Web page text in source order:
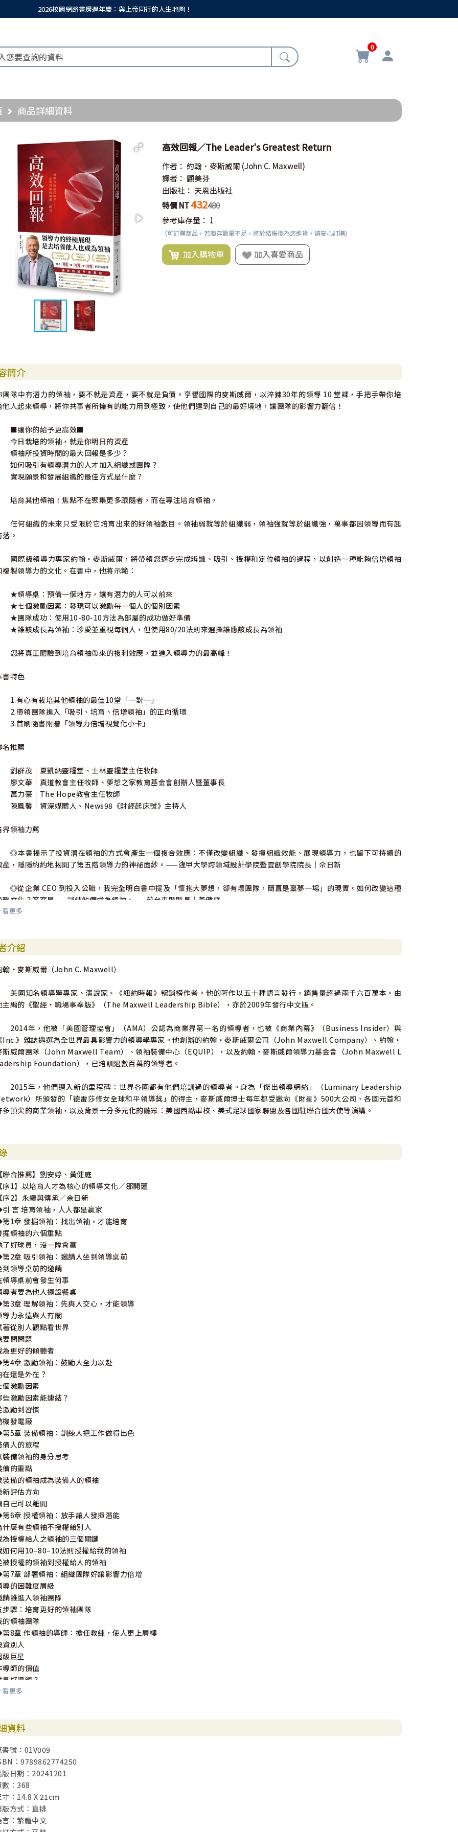
2026校園網路書房週年慶：與上帝同行的人生地圖！
0
商品詳細資料
高效回報／The Leader's Greatest Return
作者： 約翰．麥斯威爾(John C. Maxwell)
譯者： 顧美芬
出版社： 天恩出版社
特價 NT432480
參考庫存量： 1
(可訂購商品，若庫存數量不足，將於結帳後為您進貨，請安心訂購)
加入購物車 加入喜愛商品
簡介
團隊中有潛力的領袖，要不就是資產，要不就是負債。享譽國際的麥斯威爾，以淬鍊30年的領導 10 堂課，手把手帶你培
他人起來領導，將你共事者所擁有的能力用到極致，使他們達到自己的最好境地，讓團隊的影響力翻倍！
你的給予更高效■
日栽培的領袖，就是你明日的資產
袖所投資時間的最大回報是多少？
何吸引有領導潛力的人才加入組織或團隊？
現願景和發展組織的最佳方式是什麼？
育其他領袖！焦點不在聚集更多跟隨者，而在專注培育領袖。
何組織的未來只受限於它培育出來的好領袖數目。領袖弱就等於組織弱，領袖強就等於組織強，萬事都因領導而有起
落。
際級領導力專家約翰‧麥斯威爾，將帶領您逐步完成辨識、吸引、授權和定位領袖的過程，以創造一種能夠倍增領袖
複製領導力的文化。在書中，他將示範：
導桌：預備一個地方，讓有潛力的人可以前來
個激勵因素：發現可以激勵每一個人的個別因素
隊成功：使用10-80-10方法為部屬的成功做好準備
該成長為領袖：珍愛並重視每個人，但使用80/20法則來選擇誰應該成長為領袖
將真正體驗到培育領袖帶來的複利效應，並進入領導力的最高峰！
書特色
有心有栽培其他領袖的最佳10堂「一對一」
帶領團隊進入「吸引、培育、倍增領袖」的正向循環
首刷隨書附贈「領導力倍增視覺化小卡」
名推薦
群茂｜夏凱納靈糧堂、士林靈糧堂主任牧師
文華｜真道教會主任牧師、夢想之家教育基金會創辦人暨董事長
力豪｜The Hope教會主任牧師
鳳馨｜資深媒體人、News98《財經起床號》主持人
界領袖力薦
書揭示了投資潛在領袖的方式會產生一個複合效應：不僅改變組織、發揮組織效能、展現領導力，也留下可持續的
產，隱隱約約地揭開了第五階領導力的神祕面紗。——逢甲大學跨領域設計學院暨雲創學院院長｜佘日新
企業 CEO 到投入公職，我完全明白書中提及「懷抱大夢想，卻有壞團隊，簡直是噩夢一場」的現實。如何改變這種
務文化？答案是——訓練他們成為領袖。——前台東縣縣長｜黃健庭
電等上市公司獨立董事｜鄒開蓮
何你該付出時間、力氣、資源，幫助別人起來領導？在經歷領導的不同季節後，我逐漸體會書中所說的：「我不保
按姓氏筆畫列序）
看更多
介紹
翰‧麥斯威爾（John C. Maxwell）
國知名領導學專家、演說家、《紐約時報》暢銷榜作者。他的著作以五十種語言發行，銷售量超過兩千六百萬本。由
主編的《聖經‧職場事奉版》（The Maxwell Leadership Bible），亦於2009年發行中文版。
年，他被「美國管理協會」（AMA）公認為商業界第一名的領導者，也被《商業內幕》（Business Insider）與
Inc.》雜誌遴選為全世界最具影響力的領導學專家。他創辦的約翰‧麥斯威爾公司（John Maxwell Company）、約翰‧
斯威爾團隊（John Maxwell Team）、領袖裝備中心（EQUIP），以及約翰‧麥斯威爾領導力基金會（John Maxwell L
Foundation），已培訓過數百萬的領導者。
年，他們邁入新的里程碑：世界各國都有他們培訓過的領導者。身為「傑出領導網絡」（Luminary Leadership
）所頒發的「德雷莎修女全球和平領導獎」的得主，麥斯威爾博士每年都受邀向《財星》500大公司、各國元首和
多頂尖的商業領袖，以及背景十分多元化的聽眾：美國西點軍校、美式足球國家聯盟及各國駐聯合國大使等演講。
聯合推薦】劉安婷、黃健庭
序1】以培育人才為核心的領導文化／鄒開蓮
序2】永續與傳承／佘日新
言 培育領袖，人人都是贏家
1章 發掘領袖：找出領袖，才能培育
掘領袖的六個重點
了好球員，沒一隊會贏
2章 吸引領袖：邀請人坐到領導桌前
到領導桌前的邀請
領導桌前會發生何事
導者要為他人擺設餐桌
3章 理解領袖：先與人交心，才能領導
導力永遠與人有關
著從別人觀點看世界
要問問題
為更好的傾聽者
4章 激勵領袖：鼓勵人全力以赴
在還是外在？
個激勵因素
些激勵因素能連結？
激勵到習慣
機發電廠
5章 裝備領袖：訓練人把工作做得出色
備人的旅程
裝備領袖的身分思考
備的重點
裝備的領袖成為裝備人的領袖
新評估方向
自己可以離開
6章 授權領袖：放手讓人發揮潛能
什麼有些領袖不授權給別人
為授權給人之領袖的三個關鍵
如何用10–80–10法則授權給我的領袖
被授權的領袖到授權給人的領袖
7章 部署領袖：組織團隊好讓影響力倍增
導的困難度層級
請誰進入領袖團隊
步驟：培育更好的領袖團隊
的領袖團隊
8章 作領袖的導師：擔任教練，使人更上層樓
資別人
級巨星
導師的價值
是好導師？
教練還是作導師？
展再產生的文化
育3-G領袖
10章 複利效應：獲得培育領袖的至高回報
累托法則的複利效應
培育的領袖如何為你的投資帶來複利效應的回報
大的投資回報
考資料
看更多
資料
書號：01V009
：9789862774250
版日期：20241201
數：368
寸：14.8 X 21cm
版方式：直排
言：繁體中文